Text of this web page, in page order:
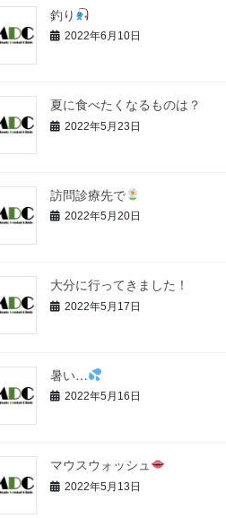
釣り
2022年6月10日
夏に食べたくなるものは？
2022年5月23日
訪問診療先で
2022年5月20日
大分に行ってきました！
2022年5月17日
暑い…
2022年5月16日
マウスウォッシュ
2022年5月13日